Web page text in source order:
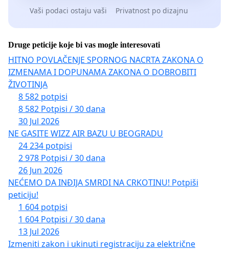
Vaši podaci ostaju vaši Privatnost po dizajnu
Druge peticije koje bi vas mogle interesovati
HITNO POVLAČENJE SPORNOG NACRTA ZAKONA O
IZMENAMA I DOPUNAMA ZAKONA O DOBROBITI
ŽIVOTINJA
8 582 potpisi
8 582 Potpisi / 30 dana
30 Jul 2026
NE GASITE WIZZ AIR BAZU U BEOGRADU
24 234 potpisi
2 978 Potpisi / 30 dana
26 Jun 2026
NEĆEMO DA INĐIJA SMRDI NA CRKOTINU! Potpiši
peticiju!
1 604 potpisi
1 604 Potpisi / 30 dana
13 Jul 2026
Izmeniti zakon i ukinuti registraciju za električne